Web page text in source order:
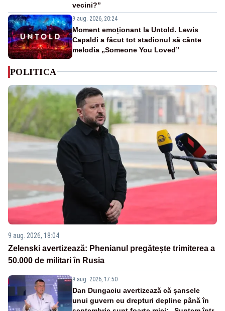
vecini?”
9 aug. 2026, 20:24
Moment emoționant la Untold. Lewis
Capaldi a făcut tot stadionul să cânte
melodia „Someone You Loved”
POLITICA
9 aug. 2026, 18:04
Zelenski avertizează: Phenianul pregătește trimiterea a
50.000 de militari în Rusia
9 aug. 2026, 17:50
Dan Dungaciu avertizează că șansele
unui guvern cu drepturi depline până în